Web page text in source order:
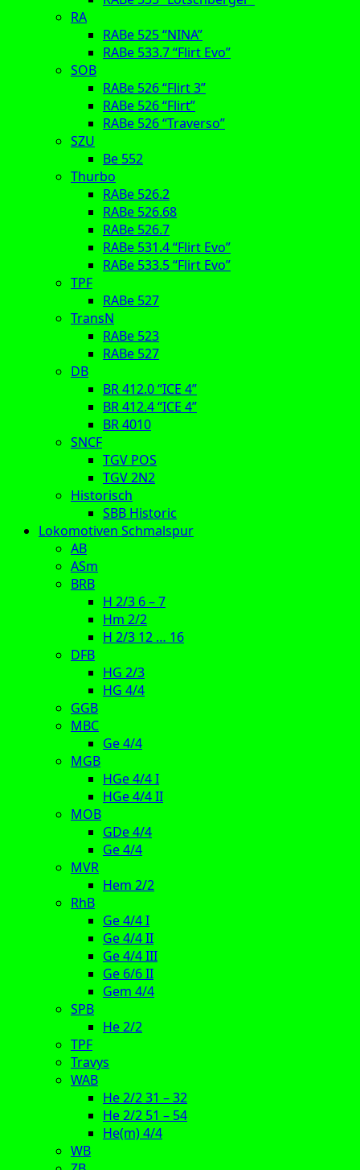
RA
RABe 525 “NINA”
RABe 533.7 “Flirt Evo”
SOB
RABe 526 “Flirt 3”
RABe 526 “Flirt”
RABe 526 “Traverso”
SZU
Be 552
Thurbo
RABe 526.2
RABe 526.68
RABe 526.7
RABe 531.4 “Flirt Evo”
RABe 533.5 “Flirt Evo”
TPF
RABe 527
TransN
RABe 523
RABe 527
DB
BR 412.0 “ICE 4”
BR 412.4 “ICE 4”
BR 4010
SNCF
TGV POS
TGV 2N2
Historisch
SBB Historic
Lokomotiven Schmalspur
AB
ASm
BRB
H 2/3 6 – 7
Hm 2/2
H 2/3 12 … 16
DFB
HG 2/3
HG 4/4
GGB
MBC
Ge 4/4
MGB
HGe 4/4 I
HGe 4/4 II
MOB
GDe 4/4
Ge 4/4
MVR
Hem 2/2
RhB
Ge 4/4 I
Ge 4/4 II
Ge 4/4 III
Ge 6/6 II
Gem 4/4
SPB
He 2/2
TPF
Travys
WAB
He 2/2 31 – 32
He 2/2 51 – 54
He(m) 4/4
WB